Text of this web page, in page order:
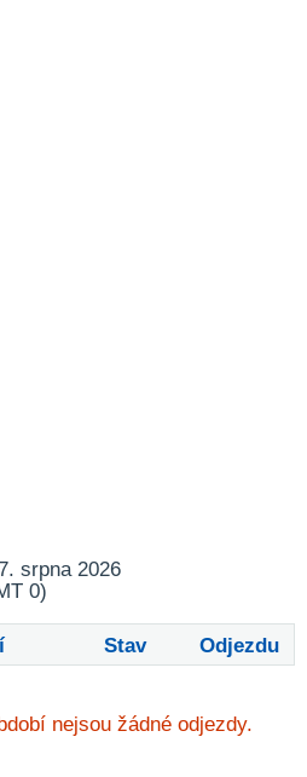
srpna 2026
0)
Stav Odjezdu
nejsou žádné odjezdy.